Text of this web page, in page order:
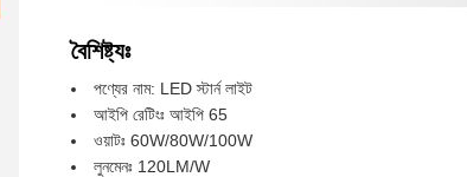
বৈশিষ্ট্যঃ
পণ্যের নাম: LED স্টার্ন লাইট
আইপি রেটিংঃ আইপি 65
ওয়াটঃ 60W/80W/100W
লুনমেনঃ 120LM/W